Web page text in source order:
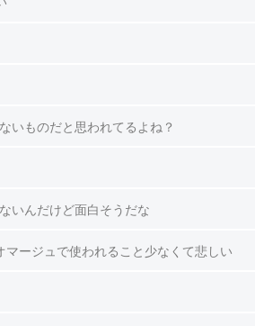
いものだと思われてるよね？
いんだけど面白そうだな
マージュで使われること少なくて悲しい